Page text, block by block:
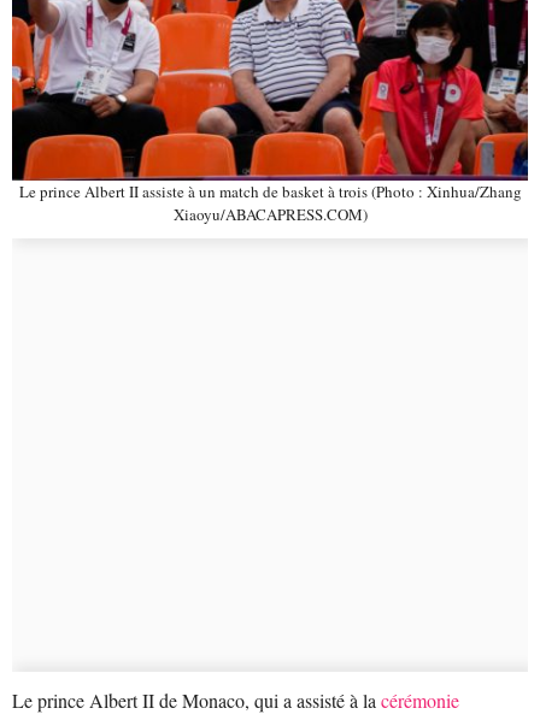
Le prince Albert II assiste à un match de basket à trois (Photo : Xinhua/Zhang
Xiaoyu/ABACAPRESS.COM)
Le prince Albert II de Monaco, qui a assisté à lacérémonie